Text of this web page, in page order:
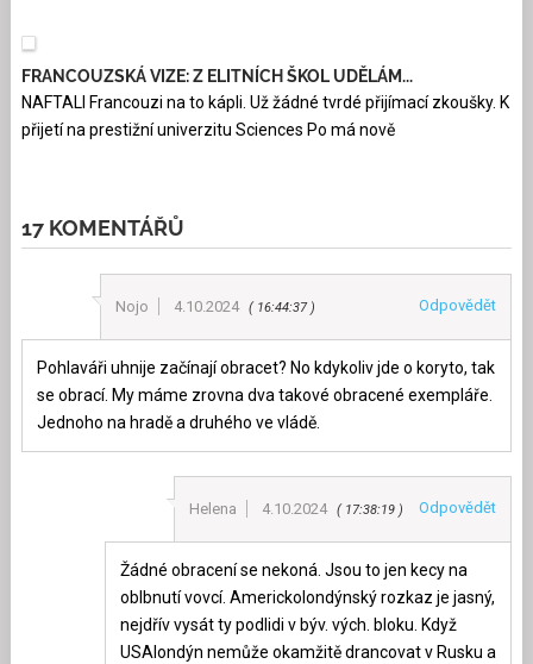
FRANCOUZSKÁ VIZE: Z ELITNÍCH ŠKOL UDĚLÁM...
NAFTALI Francouzi na to kápli. Už žádné tvrdé přijímací zkoušky. K
přijetí na prestižní univerzitu Sciences Po má nově
17 KOMENTÁŘŮ
Nojo 4.10.2024 16:44:37 Odpovědět
Pohlaváři uhnije začínají obracet? No kdykoliv jde o koryto, tak
se obrací. My máme zrovna dva takové obracené exempláře.
Jednoho na hradě a druhého ve vládě.
Helena 4.10.2024 17:38:19 Odpovědět
Žádné obracení se nekoná. Jsou to jen kecy na
oblbnutí vovcí. Americkolondýnský rozkaz je jasný,
nejdřív vysát ty podlidi v býv. vých. bloku. Když
USAlondýn nemůže okamžitě drancovat v Rusku a